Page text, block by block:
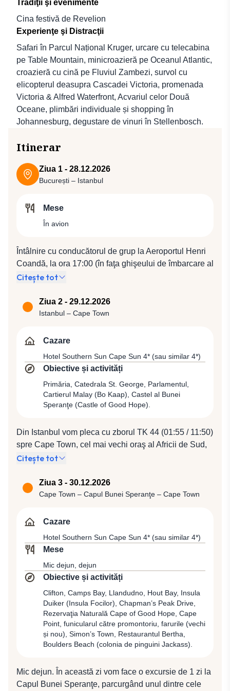
Tradiţii şi evenimente
Cina festivă de Revelion
Experienţe şi Distracţii
Safari în Parcul Național Kruger, urcare cu telecabina
pe Table Mountain, minicroazieră pe Oceanul Atlantic,
croazieră cu cină pe Fluviul Zambezi, survol cu
elicopterul deasupra Cascadei Victoria, promenada
Victoria & Alfred Waterfront, Acvariul celor Două
Oceane, plimbări individuale și shopping în
Johannesburg, degustare de vinuri în Stellenbosch.
Itinerar
Ziua 1 - 28.12.2026
București – Istanbul
Mese
În avion
Întâlnire cu conducătorul de grup la Aeroportul Henri
Coandă, la ora 17:00 (în faţa ghişeului de îmbarcare al
companiei Turkish Airlines). Plecare spre Istanbul cu
22:00).
Citește tot
Ziua 2 - 29.12.2026
Istanbul – Cape Town
Cazare
Hotel Southern Sun Cape Sun 4* (sau similar 4*)
Obiective și activități
Primăria, Catedrala St. George, Parlamentul,
Cartierul Malay (Bo Kaap), Castel al Bunei
Speranţe (Castle of Good Hope).
Din Istanbul vom pleca cu zborul TK 44 (01:55 / 11:50)
spre Cape Town, cel mai vechi oraş al Africii de Sud,
oraş care ne va fascina prin infinita sa ospitalitate,
ambianţă generală relaxantă şi deschisă. Întâlnire cu
reprezentantul local, alături de care vom face un tur
ul, capitala legislativă a Africii de Sud, care a devenit
din Africa de Sud, câştigându-şi pe bună dreptate
reputaţia de „unul dintre cele mai frumoase oraşe din
lume”. Cape Town-ul este un oraş sofisticat, dominat
de Table Mountain (1086 m), un oraş unde vechiul se
întâlneşte cu noul, un oraş care oferă o gamă variată
de peisaje, arhitectura urbană îmbinându-se armonios
cu plajele cu nisip fin şi formaţiunile stâncoase din
jurul peninsulei. Turul panoramic va include Primăria,
Catedrala St. George, Parlamentul, coloratul cartier
Speranţe (Castle of Good Hope), cea mai veche
construcţie colonială din Africa de Sud, care datează
Citește tot
Ziua 3 - 30.12.2026
Cape Town – Capul Bunei Speranţe – Cape Town
Cazare
Hotel Southern Sun Cape Sun 4* (sau similar 4*)
Mese
Mic dejun, dejun
Obiective și activități
Clifton, Camps Bay, Llandudno, Hout Bay, Insula
Duiker (Insula Focilor), Chapman’s Peak Drive,
Rezervaţia Naturală Cape of Good Hope, Cape
Point, funicularul către promontoriu, farurile (vechi
și nou), Simon’s Town, Restaurantul Bertha,
Boulders Beach (colonia de pinguini Jackass).
Mic dejun. În această zi vom face o excursie de 1 zi la
Capul Bunei Speranţe, parcurgând unul dintre cele